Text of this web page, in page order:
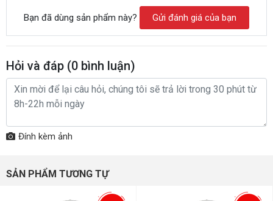
Bạn đã dùng sản phẩm này? Gửi đánh giá của bạn
Hỏi và đáp (0 bình luận)
Đính kèm ảnh
SẢN PHẨM TƯƠNG TỰ